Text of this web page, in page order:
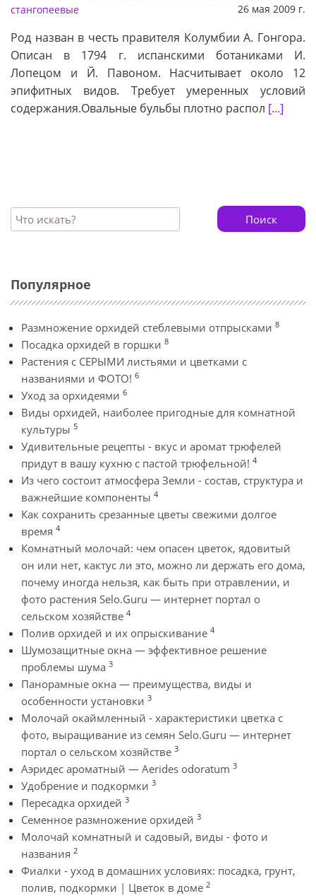
Поиск
Популярное
Размножение орхидей стеблевыми отпрысками 8
Посадка орхидей в горшки 8
Растения с СЕРЫМИ листьями и цветками с
названиями и ФОТО! 6
Уход за орхидеями 6
Виды орхидей, наиболее пригодные для комнатной
культуры 5
Удивительные рецепты - вкус и аромат трюфелей
придут в вашу кухню с пастой трюфельной! 4
Из чего состоит атмосфера Земли - состав, структура и
важнейшие компоненты 4
Как сохранить срезанные цветы свежими долгое
время 4
Комнатный молочай: чем опасен цветок, ядовитый
он или нет, кактус ли это, можно ли держать его дома,
почему иногда нельзя, как быть при отравлении, и
фото растения Selo.Guru — интернет портал о
сельском хозяйстве 4
Полив орхидей и их опрыскивание 4
Шумозащитные окна — эффективное решение
проблемы шума 3
Панорамные окна — преимущества, виды и
особенности установки 3
Молочай окаймленный - характеристики цветка с
фото, выращивание из семян Selo.Guru — интернет
портал о сельском хозяйстве 3
Аэридес ароматный — Aerides odoratum 3
Удобрение и подкормки 3
Пересадка орхидей 3
Семенное размножение орхидей 3
Молочай комнатный и садовый, виды - фото и
названия 2
Фиалки - уход в домашних условиях: посадка, грунт,
полив, подкормки | Цветок в доме 2
стангопеевые
26 мая 2009 г.
Род назван в честь правителя Колумбии А. Гонгора.
Описан в 1794 г. испанскими ботаниками И.
Лопецом и Й. Павоном. Насчитывает около 12
эпифитных видов. Требует умеренных условий
содержания.Овальные бульбы плотно распол [...]